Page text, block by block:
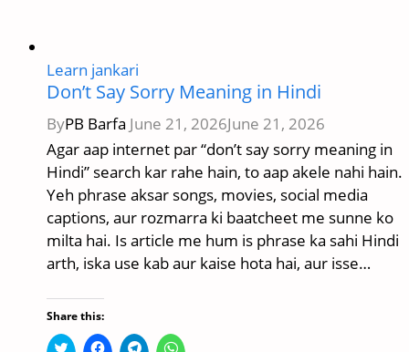
Learn jankari
Don’t Say Sorry Meaning in Hindi
ByPB Barfa June 21, 2026June 21, 2026
Agar aap internet par “don’t say sorry meaning in
Hindi” search kar rahe hain, to aap akele nahi hain.
Yeh phrase aksar songs, movies, social media
captions, aur rozmarra ki baatcheet me sunne ko
milta hai. Is article me hum is phrase ka sahi Hindi
arth, iska use kab aur kaise hota hai, aur isse…
Share this: